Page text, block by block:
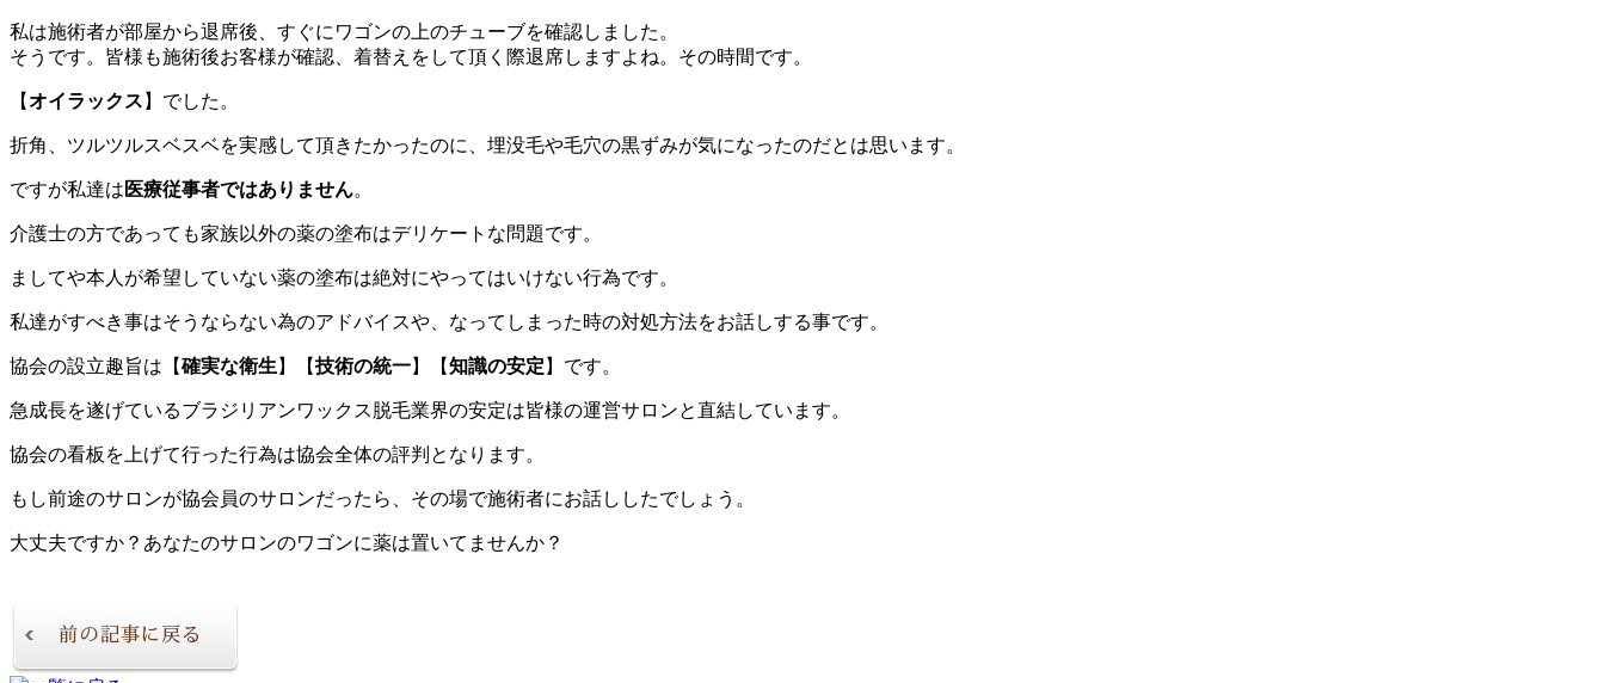
私は施術者が部屋から退席後、すぐにワゴンの上のチューブを確認しました。
そうです。皆様も施術後お客様が確認、着替えをして頂く際退席しますよね。その時間です。
【オイラックス 】でした。
折角、ツルツルスベスベを実感して頂きたかったのに、埋没毛や毛穴の黒ずみが気になったのだとは思います。
ですが私達は 医療従事者ではありません。
介護士の方であっても家族以外の薬の塗布はデリケートな問題です。
ましてや本人が希望していない薬の塗布は絶対にやってはいけない行為です。
私達がすべき事はそうならない為のアドバイスや、なってしまった時の対処方法をお話しする事です。
協会の設立趣旨は【確実な衛生 】【技術の統一】【知識の安定 】です。
急成長を遂げているブラジリアンワックス脱毛業界の安定は皆様の運営サロンと直結しています。
協会の看板を上げて行った行為は協会全体の評判となります。
もし前途のサロンが協会員のサロンだったら、その場で施術者にお話ししたでしょう。
大丈夫ですか？あなたのサロンのワゴンに薬は置いてませんか？